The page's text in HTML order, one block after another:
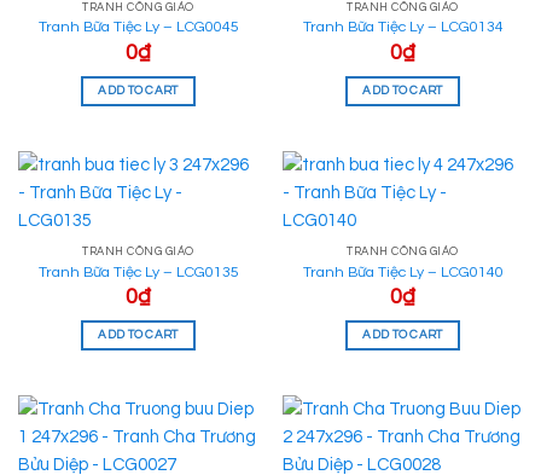
TRANH CÔNG GIÁO
Tranh Bữa Tiệc Ly – LCG0045
0₫
ADD TO CART
TRANH CÔNG GIÁO
Tranh Bữa Tiệc Ly – LCG0134
0₫
ADD TO CART
TRANH CÔNG GIÁO
Tranh Bữa Tiệc Ly – LCG0135
0₫
ADD TO CART
TRANH CÔNG GIÁO
Tranh Bữa Tiệc Ly – LCG0140
0₫
ADD TO CART